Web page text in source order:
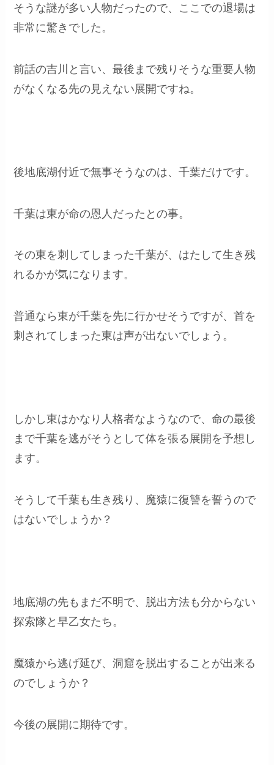
そうな謎が多い人物だったので、ここでの退場は
非常に驚きでした。
前話の吉川と言い、最後まで残りそうな重要人物
がなくなる先の見えない展開ですね。
後地底湖付近で無事そうなのは、千葉だけです。
千葉は東が命の恩人だったとの事。
その東を刺してしまった千葉が、はたして生き残
れるかが気になります。
普通なら東が千葉を先に行かせそうですが、首を
刺されてしまった東は声が出ないでしょう。
しかし東はかなり人格者なようなので、命の最後
まで千葉を逃がそうとして体を張る展開を予想し
ます。
そうして千葉も生き残り、魔猿に復讐を誓うので
はないでしょうか？
地底湖の先もまだ不明で、脱出方法も分からない
探索隊と早乙女たち。
魔猿から逃げ延び、洞窟を脱出することが出来る
のでしょうか？
今後の展開に期待です。